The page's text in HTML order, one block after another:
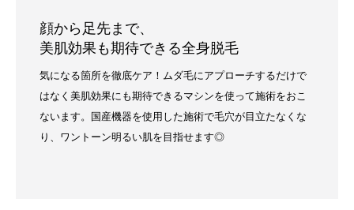
顔から足先まで、
美肌効果も期待できる全身脱毛
気になる箇所を徹底ケア！ムダ毛にアプローチするだけで
はなく美肌効果にも期待できるマシンを使って施術をおこ
ないます。国産機器を使用した施術で毛穴が目立たなくな
り、ワントーン明るい肌を目指せます◎